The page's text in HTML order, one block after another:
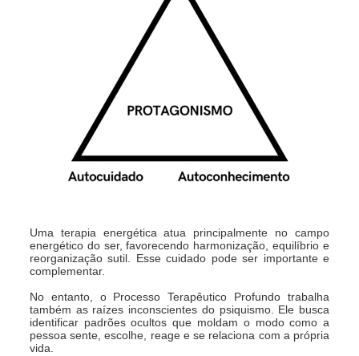
Uma terapia energética atua principalmente no campo
energético do ser, favorecendo harmonização, equilíbrio e
reorganização sutil. Esse cuidado pode ser importante e
complementar.
No entanto, o Processo Terapêutico Profundo trabalha
também as raízes inconscientes do psiquismo. Ele busca
identificar padrões ocultos que moldam o modo como a
pessoa sente, escolhe, reage e se relaciona com a própria
vida.